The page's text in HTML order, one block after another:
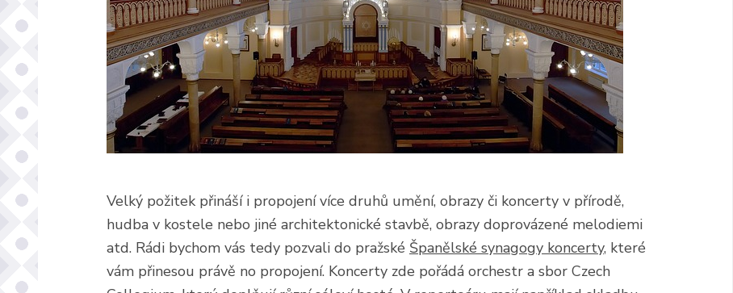
Velký požitek přináší i propojení více druhů umění, obrazy či koncerty v přírodě,
hudba v kostele nebo jiné architektonické stavbě, obrazy doprovázené melodiemi
atd. Rádi bychom vás tedy pozvali do pražské Španělské synagogy koncerty, které
vám přinesou právě no propojení. Koncerty zde pořádá orchestr a sbor Czech